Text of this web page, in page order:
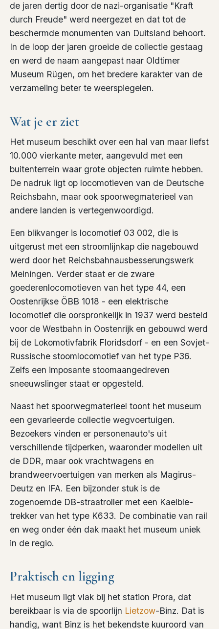
de jaren dertig door de nazi-organisatie "Kraft
durch Freude" werd neergezet en dat tot de
beschermde monumenten van Duitsland behoort.
In de loop der jaren groeide de collectie gestaag
en werd de naam aangepast naar Oldtimer
Museum Rügen, om het bredere karakter van de
verzameling beter te weerspiegelen.
Wat je er ziet
Het museum beschikt over een hal van maar liefst
10.000 vierkante meter, aangevuld met een
buitenterrein waar grote objecten ruimte hebben.
De nadruk ligt op locomotieven van de Deutsche
Reichsbahn, maar ook spoorwegmaterieel van
andere landen is vertegenwoordigd.
Een blikvanger is locomotief 03 002, die is
uitgerust met een stroomlijnkap die nagebouwd
werd door het Reichsbahnausbesserungswerk
Meiningen. Verder staat er de zware
goederenlocomotieven van het type 44, een
Oostenrijkse ÖBB 1018 - een elektrische
locomotief die oorspronkelijk in 1937 werd besteld
voor de Westbahn in Oostenrijk en gebouwd werd
bij de Lokomotivfabrik Floridsdorf - en een Sovjet-
Russische stoomlocomotief van het type P36.
Zelfs een imposante stoomaangedreven
sneeuwslinger staat er opgesteld.
Naast het spoorwegmaterieel toont het museum
een gevarieerde collectie wegvoertuigen.
Bezoekers vinden er personenauto's uit
verschillende tijdperken, waaronder modellen uit
de DDR, maar ook vrachtwagens en
brandweervoertuigen van merken als Magirus-
Deutz en IFA. Een bijzonder stuk is de
zogenoemde DB-straatroller met een Kaelble-
trekker van het type K633. De combinatie van rail
en weg onder één dak maakt het museum uniek
in de regio.
Praktisch en ligging
Het museum ligt vlak bij het station Prora, dat
bereikbaar is via de spoorlijn Lietzow-Binz. Dat is
handig, want Binz is het bekendste kuuroord van